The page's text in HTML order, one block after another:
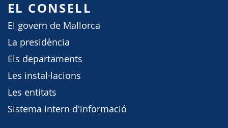
EL CONSELL
El govern de Mallorca
La presidència
Els departaments
Les instal·lacions
Les entitats
Sistema intern d'informació